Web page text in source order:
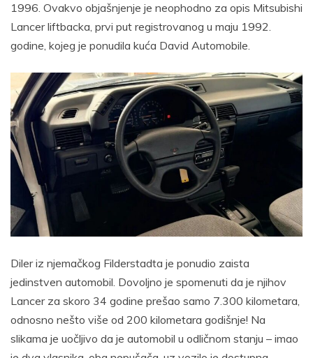
1996. Ovakvo objašnjenje je neophodno za opis Mitsubishi
Lancer liftbacka, prvi put registrovanog u maju 1992.
godine, kojeg je ponudila kuća David Automobile.
Diler iz njemačkog Filderstadta je ponudio zaista
jedinstven automobil. Dovoljno je spomenuti da je njihov
Lancer za skoro 34 godine prešao samo 7.300 kilometara,
odnosno nešto više od 200 kilometara godišnje! Na
slikama je uočljivo da je automobil u odličnom stanju – imao